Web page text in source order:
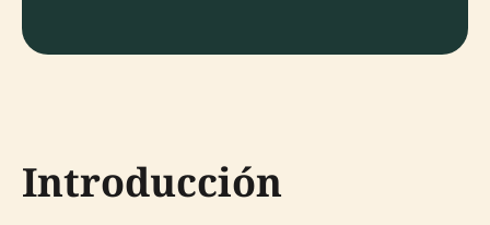
Introducción